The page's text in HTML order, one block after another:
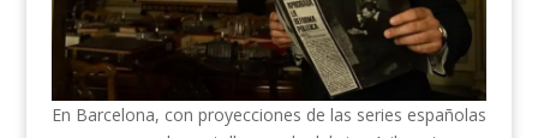
En Barcelona, con proyecciones de las series españolas